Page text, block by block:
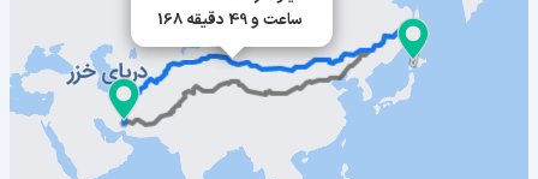
168 ساعت و 49 دقیقه